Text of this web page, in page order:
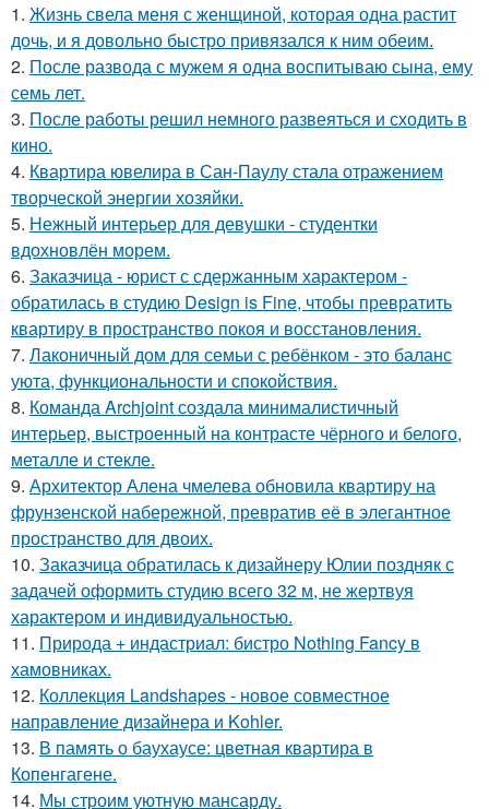
1. Жизнь свела меня с женщиной, которая одна растит
дочь, и я довольно быстро привязался к ним обеим.
2. После развода с мужем я одна воспитываю сына, ему
семь лет.
3. После работы решил немного развеяться и сходить в
кино.
4. Квартира ювелира в Сан-Паулу стала отражением
творческой энергии хозяйки.
5. Нежный интерьер для девушки - студентки
вдохновлён морем.
6. Заказчица - юрист с сдержанным характером -
обратилась в студию Design is Fine, чтобы превратить
квартиру в пространство покоя и восстановления.
7. Лаконичный дом для семьи с ребёнком - это баланс
уюта, функциональности и спокойствия.
8. Команда Archjoint создала минималистичный
интерьер, выстроенный на контрасте чёрного и белого,
металле и стекле.
9. Архитектор Алена чмелева обновила квартиру на
фрунзенской набережной, превратив её в элегантное
пространство для двоих.
10. Заказчица обратилась к дизайнеру Юлии поздняк с
задачей оформить студию всего 32 м, не жертвуя
характером и индивидуальностью.
11. Природа + индастриал: бистро Nothing Fancy в
хамовниках.
12. Коллекция Landshapes - новое совместное
направление дизайнера и Kohler.
13. В память о баухаусе: цветная квартира в
Копенгагене.
14. Мы строим уютную мансарду.